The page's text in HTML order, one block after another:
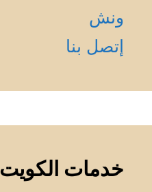
ونش
إتصل بنا
خدمات الكويت